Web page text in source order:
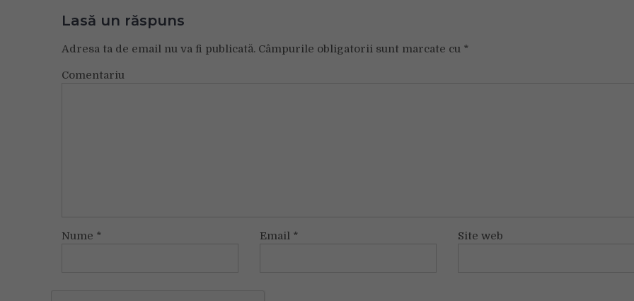
Lasă un răspuns
Adresa ta de email nu va fi publicată. Câmpurile obligatorii sunt marcate cu *
Comentariu
Nume * Email * Site web